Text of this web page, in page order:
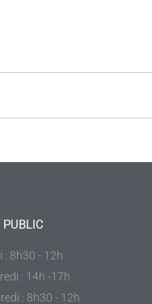
: 8h30 - 12h
: 14h -17h
: 8h30 - 12h